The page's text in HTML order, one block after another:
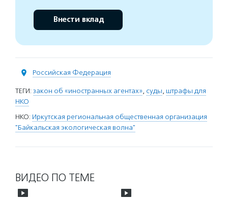
Внести вклад
Российская Федерация
ТЕГИ: закон об «иностранных агентах», суды, штрафы для
НКО
НКО: Иркутская региональная общественная организация
"Байкальская экологическая волна"
ВИДЕО ПО ТЕМЕ